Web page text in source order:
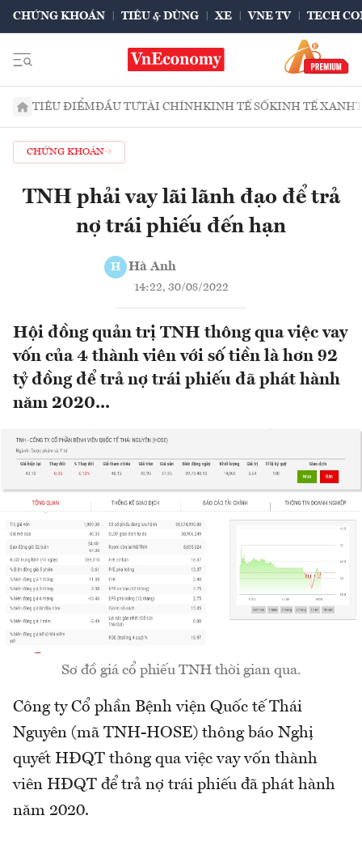
CHỨNG KHOÁN TIÊU & DÙNG XE VNE TV TECH
TIÊU ĐIỂMĐẦU TƯTÀI CHÍNHKINH TẾ SỐKINH TẾ XANH
CHỨNG KHOÁN
TNH phải vay lãi lãnh đạo để trả
nợ trái phiếu đến hạn
H Hà Anh
14:22, 30/08/2022
Hội đồng quản trị TNH thông qua việc vay
vốn của 4 thành viên với số tiền là hơn 92
tỷ đồng để trả nợ trái phiếu đã phát hành
năm 2020...
Sơ đồ giá cổ phiếu TNH thời gian qua.
Công ty Cổ phần Bệnh viện Quốc tế Thái
Nguyên (mã TNH-HOSE) thông báo Nghị
quyết HĐQT thông qua việc vay vốn thành
viên HĐQT để trả nợ trái phiếu đã phát hành
năm 2020.